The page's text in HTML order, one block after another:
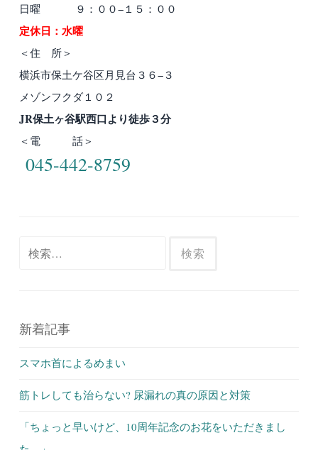
日曜 ９：００−１５：００
定休日：水曜
＜住 所＞
横浜市保土ケ谷区月見台３６−３
メゾンフクダ１０２
JR保土ヶ谷駅西口より徒歩３分
＜電 話＞
045-442-8759
新着記事
スマホ首によるめまい
筋トレしても治らない? 尿漏れの真の原因と対策
「ちょっと早いけど、10周年記念のお花をいただきまし